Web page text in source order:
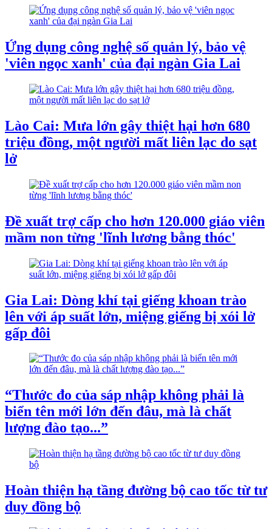
Ứng dụng công nghệ số quản lý, bảo vệ
'viên ngọc xanh' của đại ngàn Gia Lai
Lào Cai: Mưa lớn gây thiệt hại hơn 680
triệu đồng, một người mất liên lạc do sạt
lở
Đề xuất trợ cấp cho hơn 120.000 giáo viên
mầm non từng 'lĩnh lương bằng thóc'
Gia Lai: Dòng khí tại giếng khoan trào
lên với áp suất lớn, miệng giếng bị xói lở
gấp đôi
“Thước đo của sáp nhập không phải là
biển tên mới lớn đến đâu, mà là chất
lượng đào tạo...”
Hoàn thiện hạ tầng đường bộ cao tốc từ tư
duy đồng bộ